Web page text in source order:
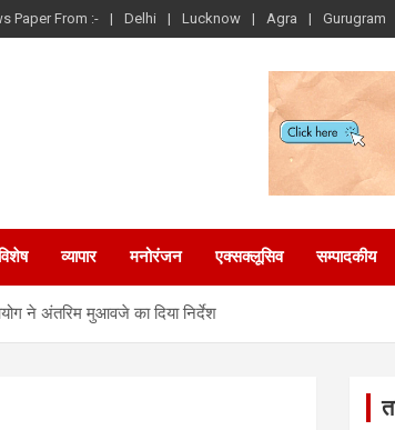
Paper From :- Delhi Lucknow Agra Gurugram
व्यापार मनोरंजन एक्सक्लूसिव सम्पादकीय
ने अंतरिम मुआवजे का दिया निर्देश